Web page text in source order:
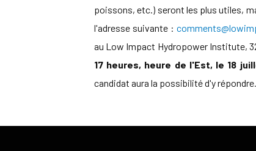
poissons, etc.) seront les plus utiles,
l'adresse suivante :
au Low Impact Hydropower Institute,
17 heures, heure de l'Est, le 18
candidat aura la possibilité d'y